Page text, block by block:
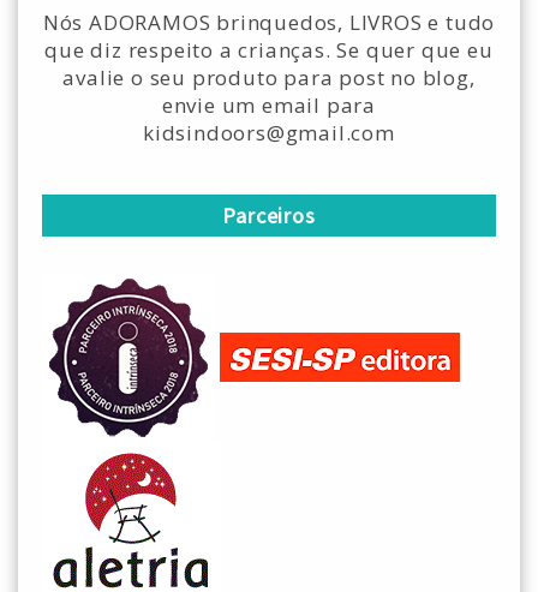
Nós ADORAMOS brinquedos, LIVROS e tudo
que diz respeito a crianças. Se quer que eu
avalie o seu produto para post no blog,
envie um email para
kidsindoors@gmail.com
Parceiros